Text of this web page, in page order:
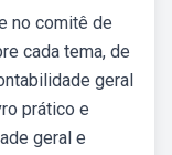
no comitê de
cada tema, de
geral
prático e
geral e